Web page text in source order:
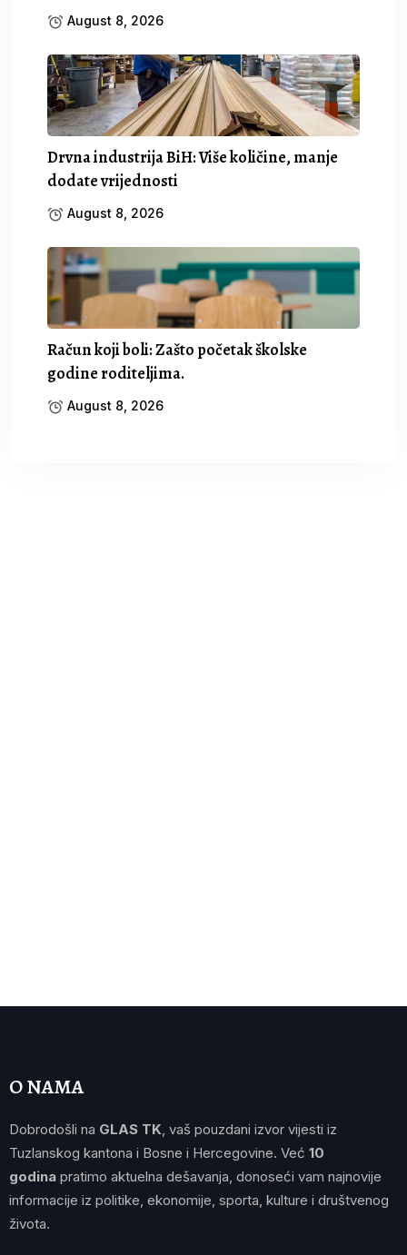
August 8, 2026
Drvna industrija BiH: Više količine, manje
dodate vrijednosti
August 8, 2026
Račun koji boli: Zašto početak školske
godine roditeljima.
August 8, 2026
O NAMA
Dobrodošli na GLAS TK , vaš pouzdani izvor vijesti iz
Tuzlanskog kantona i Bosne i Hercegovine. Već 10
godina pratimo aktuelna dešavanja, donoseći vam najnovije
informacije iz politike, ekonomije, sporta, kulture i društvenog
života.